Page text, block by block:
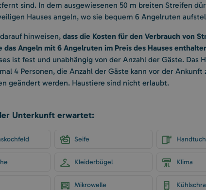
sind. In dem ausgewiesenen 50 m breiten Streifen
Hauses angeln, wo sie bequem 6 Angelruten
hinweisen,dass die Kosten für den Verbrauch von
das Angeln mit 6 Angelruten im Preis des Hauses
ist fest und unabhängig von der Anzahl der Gäste. Das
4 Personen, die Anzahl der Gäste kann vor der Ankunft
geändert werden. Haustiere sind nicht erlaubt.
Unterkunft erwartet:
Seife Handtuch
Kleiderbügel Klima
Mikrowelle